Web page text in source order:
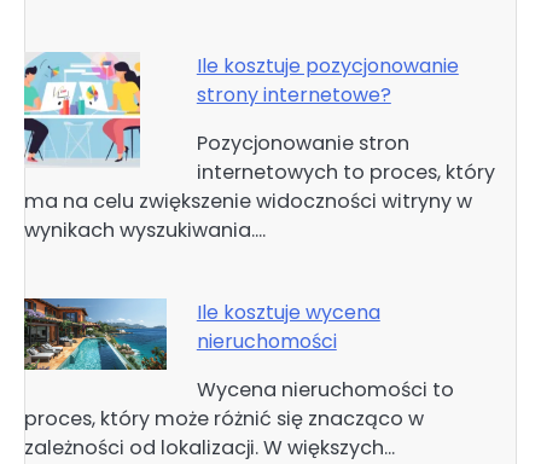
Ile kosztuje pozycjonowanie
strony internetowe?
Pozycjonowanie stron
internetowych to proces, który
ma na celu zwiększenie widoczności witryny w
wynikach wyszukiwania.…
Ile kosztuje wycena
nieruchomości
Wycena nieruchomości to
proces, który może różnić się znacząco w
zależności od lokalizacji. W większych…